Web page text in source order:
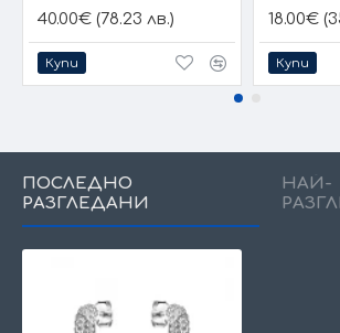
40.00€ (78.23 лв.)
Купи
18.00€
Купи
ПОСЛЕДНО
РАЗГЛЕДАНИ
НАЙ-